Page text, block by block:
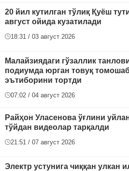
20 йил кутилган тўлиқ Қуёш
август ойида кузатилади
18:31 / 03 август 2026
Малайзиядаги гўзаллик
подиумда юрган товуқ
эътиборини тортди
07:02 / 04 август 2026
Райҳон Уласенова ўғлини
тўйдан видеолар тарқалди
21:51 / 07 август 2026
Электр устунига чиққан улкан